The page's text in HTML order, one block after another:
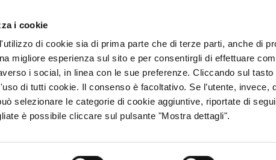
i cookie
di cookie sia di prima parte che di terze parti, anche di
migliore esperienza sul sito e per consentirgli di effettuare
i social, in linea con le sue preferenze. Cliccando sul
di tutti cookie. Il consenso è facoltativo. Se l’utente, invece,
selezionare le categorie di cookie aggiuntive, riportate di
è possibile cliccare sul pulsante "Mostra dettagli".
CHI SIAMO RETE DISTRIBUTIVA PRODOTTI